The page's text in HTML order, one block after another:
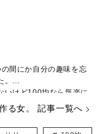
間にか自分の趣味を忘
いけど100均なら気楽に
見ました。
る女。 記事一覧へ